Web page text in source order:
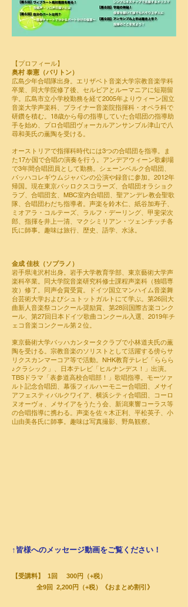
【プロフィール】
奥村 泰憲（バリトン）
広島少年合唱隊出身。エリザベト音楽大学宗教音楽学科
卒業、同大学院修了後、セルビアとルーマニアに短期留
学。広島市立小学校勤務を経て2005年よりウィーン国立
音楽大学声楽科、プライナー音楽院指揮科・オペラ科で
研鑽を積む。18歳から母の指導していた合唱団の指導助
手を始め、プロ合唱団ヴォーカルアンサンブル津山で八
尋和美氏の薫陶を受ける。
オーストリアで指揮科時代には3つの合唱団を指導。ま
た17か国で合唱の演奏を行う。アンデアウィーン歌劇場
で3年間合唱団員として勤務。シェーンベルク合唱団、
バッハコレギウムジャパンの公演や録音に参加。2012年
帰国。現在東京バッロクスコラーズ、合唱団オラショク
ラブ、合唱団玄、MBC室内合唱団、聖アンデレ教会聖歌
隊、合唱団わだち指導者。声楽を鈴木仁、紙谷加寿子、
ミオアラ・コルテーズ、ラルフ・デーリング、甲斐栄次
郎、指揮を井上一清、マクシミリアン・ツェンチッチ各
氏に師事。趣味は旅行、歴史、語学、水泳。
金成 佳枝（ソプラノ）
岩手県滝沢村出身。岩手大学教育学部、東京藝術大学声
楽科卒業。同大学院音楽研究科修士課程声楽科（独唱専
攻）修了。同声会賞受賞。ドイツ国立マンハイム音楽舞
台芸術大学およびシュトットガルトにて学ぶ。第26回大
曲新人音楽祭コンクール奨励賞、第28回国際古楽コンク
ール、第27回日本ドイツ歌曲コンクール入選、2019年チ
ェコ音楽コンクール第２位。
東京藝術大学バッハカンタータクラブで小林道夫氏の薫
陶を受ける。宗教音楽のソリストとして活躍する傍らサ
リクスカンマーコア等で活動。NHK教育テレビ「ららら
♪クラシック」、日本テレビ「ヒルナンデス！」出演。
TBSドラマ「表参道高校合唱部！」歌唱指導。モーツァ
ルト記念合唱団、幕張フィルハーモニー合唱団、メサイ
アフェスティバルクワイア、横浜シティ合唱団、コーロ
ヌオーヴォ、メサイアをうたう会、新潟東響コーラス等
の合唱指導に携わる。声楽を佐々木正利、平松英子、小
山由美各氏に師事。趣味は写真撮影、野鳥観察。
↑皆様へのメッセージ動画をご覧ください！
【受講料】 1回 300円（+税）
全9回 2,200円（+税）《おまとめ割引》